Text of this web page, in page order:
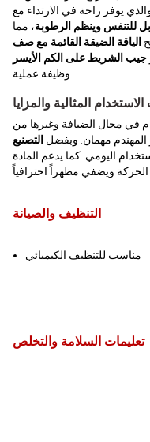
يوفر راحة في الارتداء مع
للتنفس وينظم الرطوبة، مما
الياقة الضيقة القائمة مع صف
جيب الشريط على الكم الأيسر
المثالية والمزايا
في مجال الضيافة وغيرها من
المهندم مهمان. وبفضل التصنيع
اليومي. كما يدعم المادة
التنظيف والصيانة
مناسب للتنظيف الكيميائي
تعليمات السلامة والتخلص